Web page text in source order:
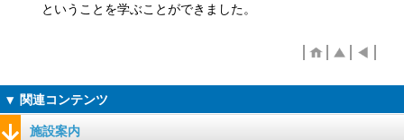
ということを学ぶことができました。
施設案内